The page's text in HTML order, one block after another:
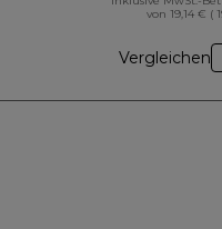
von 19,14 € (
Vergleichen